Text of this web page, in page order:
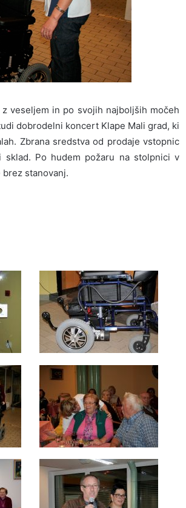
veseljem in po svojih najboljših močeh
dobrodelni koncert Klape Mali grad, ki
Zbrana sredstva od prodaje vstopnic
Po hudem požaru na stolpnici v
stanovanj.